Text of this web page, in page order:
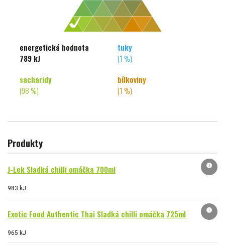
energetická hodnota
789 kJ
tuky
(1 %)
sacharidy
(98 %)
bílkoviny
(1 %)
Produkty
J-Lek Sladká chilli omáčka 700ml
983 kJ
info
Exotic Food Authentic Thai Sladká chilli omáčka 725ml
965 kJ
info